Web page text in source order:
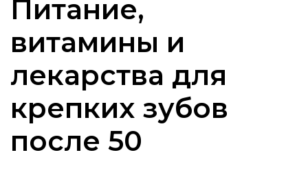
Питание,
витамины и
лекарства для
крепких зубов
после 50